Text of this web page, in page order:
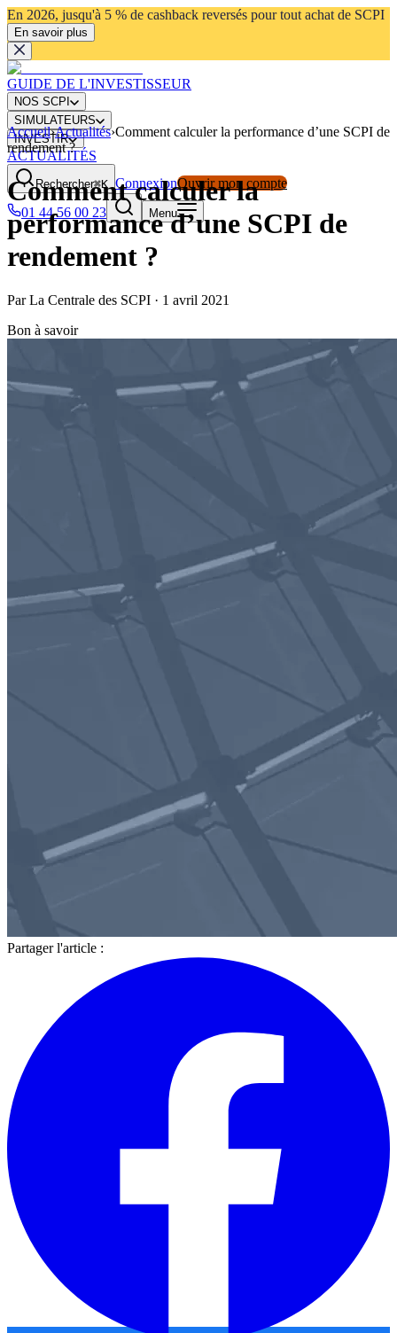
En 2026, jusqu'à 5 % de cashback reversés pour tout achat de SCPI
En savoir plus
GUIDE DE L'INVESTISSEUR
NOS SCPI
SIMULATEURS
INVESTIR
ACTUALITÉS
Rechercher⌘K ConnexionOuvrir mon compte
01 44 56 00 23
Menu
Accueil›Actualités›Comment calculer la performance d’une SCPI de
rendement ?
Comment calculer la
performance d’une SCPI de
rendement ?
Par La Centrale des SCPI · 1 avril 2021
Bon à savoir
Partager l'article :